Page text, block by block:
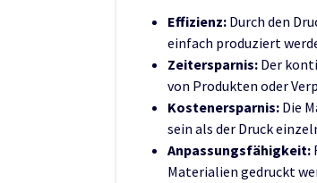
Effizienz: Durch den
einfach produziert
Zeitersparnis: Der
von Produkten oder
Kostenersparnis: Die
sein als der Druck
Anpassungsfähigkeit:
Materialien gedruckt